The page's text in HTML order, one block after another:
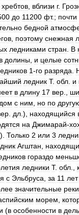
хребтов вблизи г.
до 11200 фт.; почти
бедной
поэтому снежная
ледниками стран В
в долины и целые
1-го разряда
ледник Т. обл и
в длину 17 вер
с ним но по
дл .), находящийся
на Джимарай-
Только 2 или 3
Агштан
гораздо
ледники Т. обл
с Эльбруса за 11 лет
значительные реки
морем
(в особенности в